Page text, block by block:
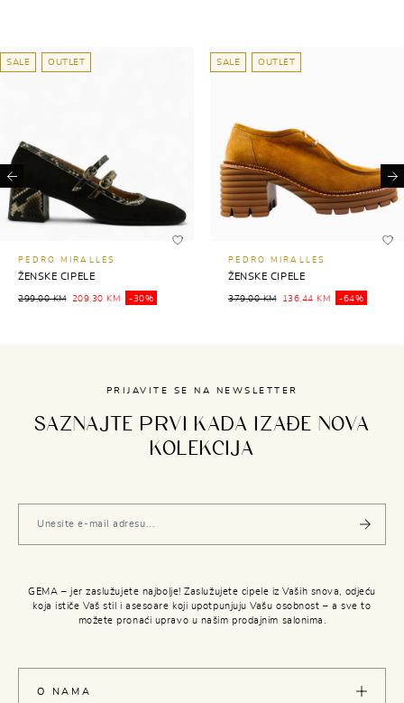
SALE OUTLET
PEDRO MIRALLES
ŽENSKE CIPELE
299,00 KM 209,30 KM -30%
SALE OUTLET
PEDRO MIRALLES
ŽENSKE CIPELE
379,00 KM 136,44 KM -64%
Previous
PRIJAVITE SE NA NEWSLETTER
SAZNAJTE PRVI KADA IZAĐE NOVA
KOLEKCIJA
GEMA – jer zaslužujete najbolje! Zaslužujete cipele iz Vaših snova, odjeću
koja ističe Vaš stil i asesoare koji upotpunjuju Vašu osobnost – a sve to
možete pronaći upravo u našim prodajnim salonima.
O NAMA